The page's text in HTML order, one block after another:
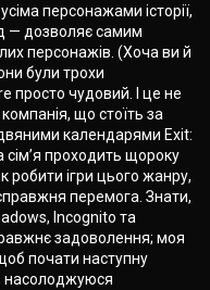
персонажами історії,
— дозволяє самим
персонажів. (Хоча ви й
були трохи
просто чудовий. І це не
що стоїть за
календарями Exit:
проходить щороку
робити ігри цього жанру,
перемога. Знати,
Incognito та
задоволення; моя
почати наступну
насолоджуюся